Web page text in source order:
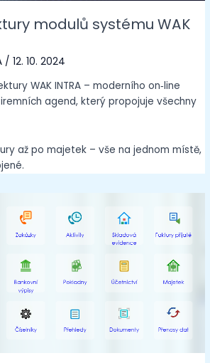
modulů systému WAK
/12. 10. 2024
WAK INTRA – moderního on‑line
agend, který propojuje všechny
až po majetek – vše na jednom místě,